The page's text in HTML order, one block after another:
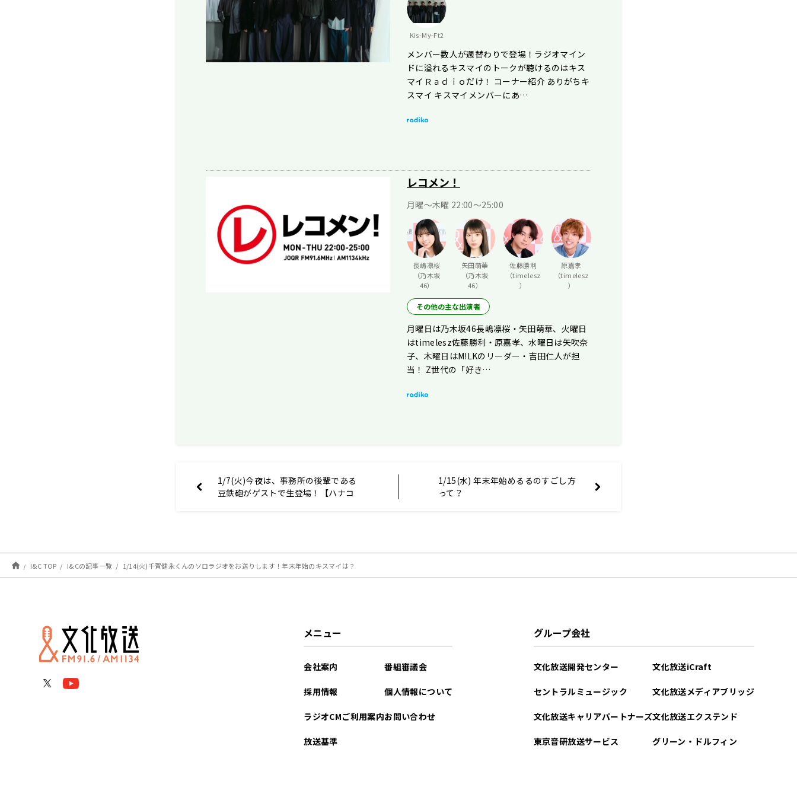
Kis-My-Ft2
メンバー数人が週替わりで登場！ラジオマイン
ドに溢れるキスマイのトークが聴けるのはキス
マイＲａｄｉｏだけ！ コーナー紹介 ありがちキ
スマイ キスマイメンバーにあ…
レコメン！
月曜〜木曜 22:00〜25:00
長嶋凛桜
（乃木坂
46）
矢田萌華
（乃木坂
46）
佐藤勝利
（timelesz
）
原嘉孝
（timelesz
）
その他の主な出演者
月曜日は乃木坂46長嶋凛桜・矢田萌華、火曜日
はtimelesz佐藤勝利・原嘉孝、水曜日は矢吹奈
子、木曜日はM!LKのリーダー・吉田仁人が担
当！ Z世代の「好き…
1/7(火)今夜は、事務所の後輩である
豆鉄砲がゲストで生登場！【ハナコ
1/15(水) 年末年始めるるのすごし方
って？
I&C TOP I&Cの記事一覧 1/14(火)千賀健永くんのソロラジオをお送りします！年末年始のキスマイは？
メニュー
会社案内
採用情報
ラジオCMご利用案内
放送基準
番組審議会
個人情報について
お問い合わせ
グループ会社
文化放送開発センター
セントラルミュージック
文化放送キャリアパートナーズ
東京音研放送サービス
文化放送iCraft
文化放送メディアブリッジ
文化放送エクステンド
グリーン・ドルフィン